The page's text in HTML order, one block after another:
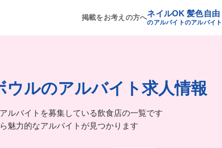
掲載をお考えの方へネイルOK
のアルバイト
髪色自由
のアルバイト
ウルのアルバイト求人情報
ルバイトを募集している飲食店の一覧です
魅力的なアルバイトが見つかります